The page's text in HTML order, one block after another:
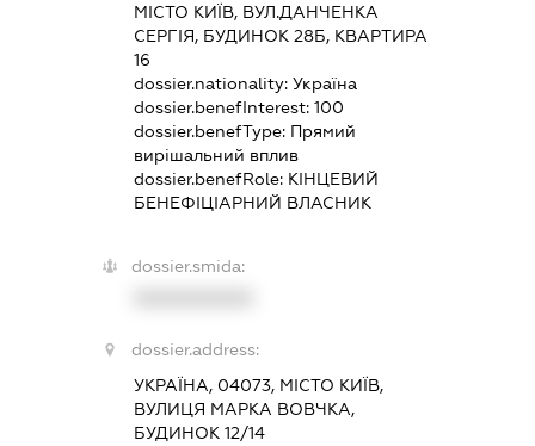
МІСТО КИЇВ, ВУЛ.ДАНЧЕНКА
СЕРГІЯ, БУДИНОК 28Б, КВАРТИРА
16
dossier.nationality: Україна
dossier.benefInterest: 100
dossier.benefType: Прямий
вирішальний вплив
dossier.benefRole: КІНЦЕВИЙ
БЕНЕФІЦІАРНИЙ ВЛАСНИК
dossier.smida:
dossier.address:
УКРАЇНА, 04073, МІСТО КИЇВ,
ВУЛИЦЯ МАРКА ВОВЧКА,
БУДИНОК 12/14